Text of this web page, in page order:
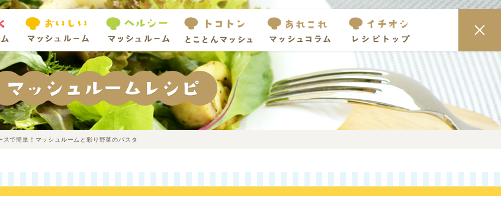
スで簡単！マッシュルームと彩り野菜のパスタ